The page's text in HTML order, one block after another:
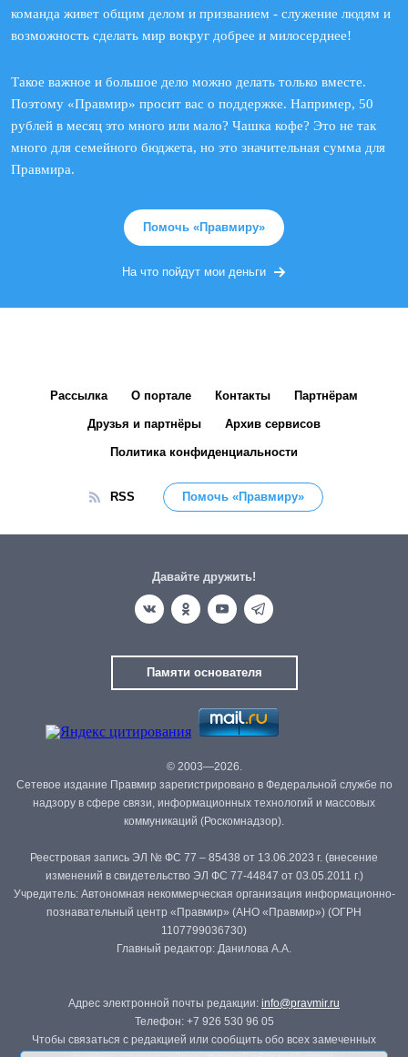
команда живет общим делом и призванием - служение людям и
возможность сделать мир вокруг добрее и милосерднее!
Такое важное и большое дело можно делать только вместе.
Поэтому «Правмир» просит вас о поддержке. Например, 50
рублей в месяц это много или мало? Чашка кофе? Это не так
много для семейного бюджета, но это значительная сумма для
Правмира.
Помочь «Правмиру»
На что пойдут мои деньги
Рассылка О портале Контакты Партнёрам
Друзья и партнёры Архив сервисов
Политика конфиденциальности
RSS Помочь «Правмиру»
Давайте дружить!
Памяти основателя
© 2003—2026.
Сетевое издание Правмир зарегистрировано в Федеральной службе по
надзору в сфере связи, информационных технологий и массовых
коммуникаций (Роскомнадзор).
Реестровая запись ЭЛ № ФС 77 – 85438 от 13.06.2023 г. (внесение
изменений в свидетельство ЭЛ ФС 77-44847 от 03.05.2011 г.)
Учредитель: Автономная некоммерческая организация информационно-
познавательный центр «Правмир» (АНО «Правмир») (ОГРН
1107799036730)
Главный редактор: Данилова А.А.
Адрес электронной почты редакции: info@pravmir.ru
Телефон: +7 926 530 96 05
Чтобы связаться с редакцией или сообщить обо всех замеченных